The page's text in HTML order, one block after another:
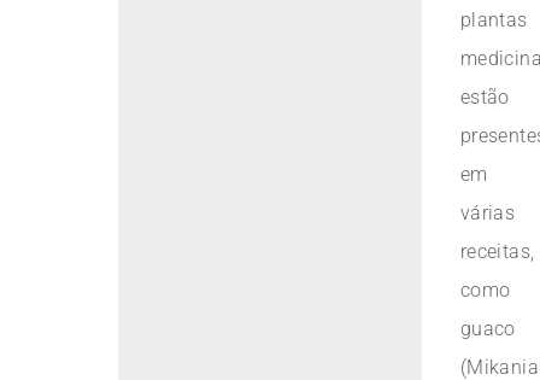
plantas
estão
em
várias
receitas,
como
guaco
(Mikania